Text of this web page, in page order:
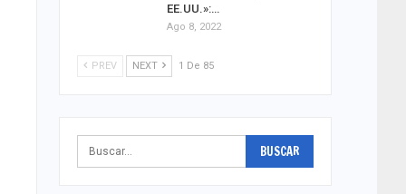
EE.UU.»:…
Ago 8, 2022
PREV NEXT 1 De 85